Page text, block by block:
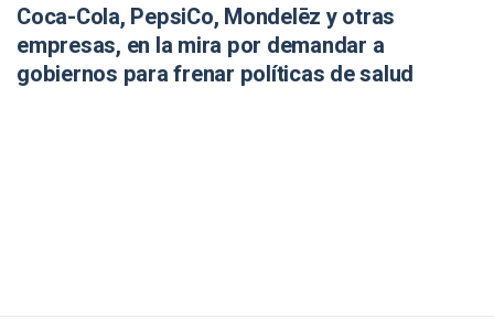
Coca-Cola, PepsiCo, Mondelēz y otras
empresas, en la mira por demandar a
gobiernos para frenar políticas de salud